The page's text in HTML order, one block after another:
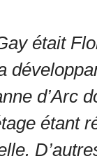
était
d’Arc
étant